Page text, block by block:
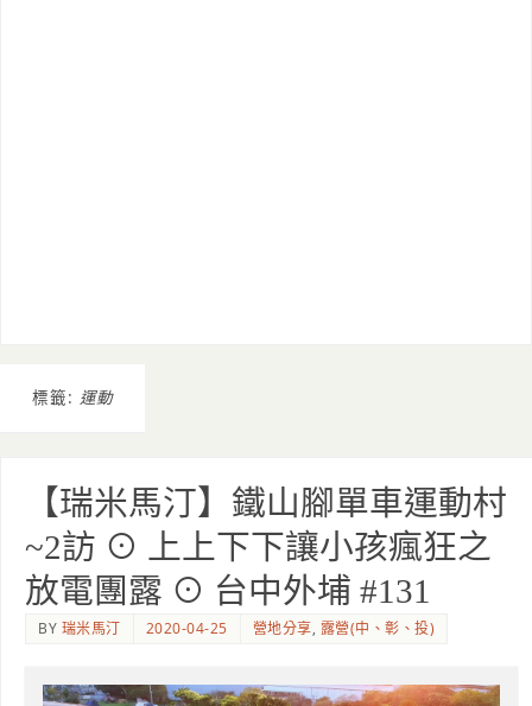
標籤: 運動
【瑞米馬汀】鐵山腳單車運動村
~2訪 ⊙ 上上下下讓小孩瘋狂之
放電團露 ⊙ 台中外埔 #131
BY 瑞米馬汀 2020-04-25 營地分享, 露營(中、彰、投)